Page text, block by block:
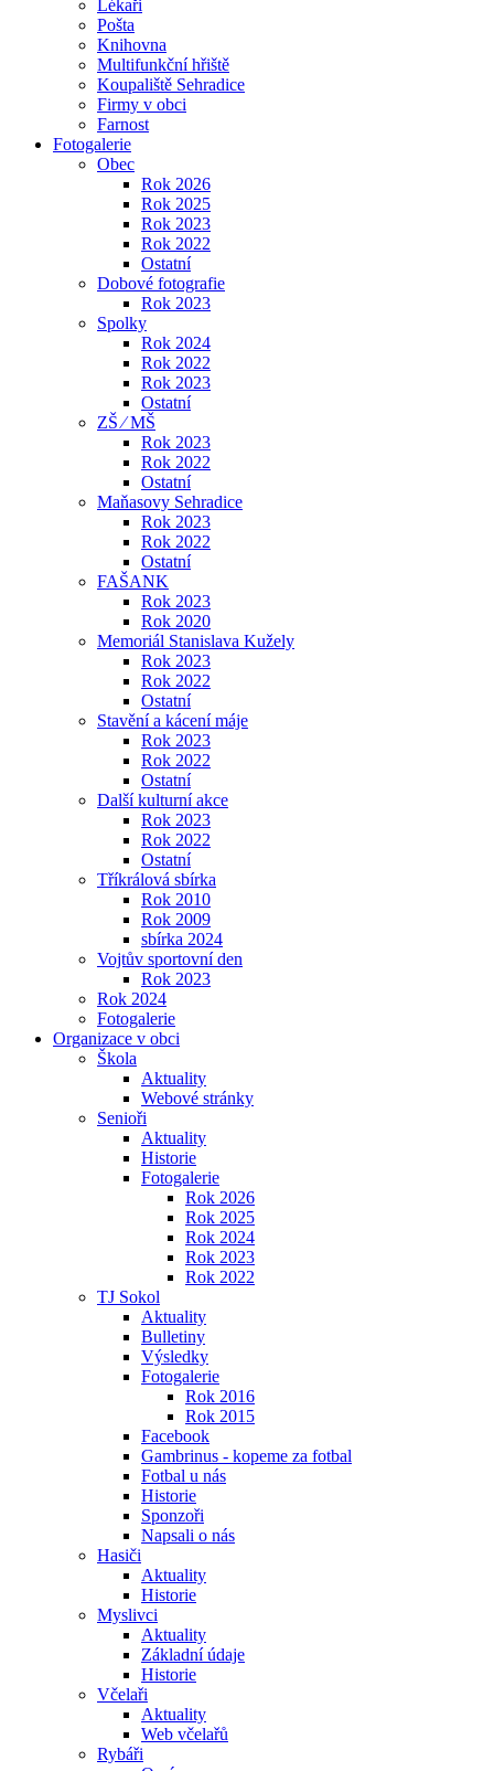
Lékaři
Pošta
Knihovna
Multifunkční hřiště
Koupaliště Sehradice
Firmy v obci
Farnost
Fotogalerie
Obec
Rok 2026
Rok 2025
Rok 2023
Rok 2022
Ostatní
Dobové fotografie
Rok 2023
Spolky
Rok 2024
Rok 2022
Rok 2023
Ostatní
ZŠ ⁄ MŠ
Rok 2023
Rok 2022
Ostatní
Maňasovy Sehradice
Rok 2023
Rok 2022
Ostatní
FAŠANK
Rok 2023
Rok 2020
Memoriál Stanislava Kužely
Rok 2023
Rok 2022
Ostatní
Stavění a kácení máje
Rok 2023
Rok 2022
Ostatní
Další kulturní akce
Rok 2023
Rok 2022
Ostatní
Tříkrálová sbírka
Rok 2010
Rok 2009
sbírka 2024
Vojtův sportovní den
Rok 2023
Rok 2024
Fotogalerie
Organizace v obci
Škola
Aktuality
Webové stránky
Senioři
Aktuality
Historie
Fotogalerie
Rok 2026
Rok 2025
Rok 2024
Rok 2023
Rok 2022
TJ Sokol
Aktuality
Bulletiny
Výsledky
Fotogalerie
Rok 2016
Rok 2015
Facebook
Gambrinus - kopeme za fotbal
Fotbal u nás
Historie
Sponzoři
Napsali o nás
Hasiči
Aktuality
Historie
Myslivci
Aktuality
Základní údaje
Historie
Včelaři
Aktuality
Web včelařů
Rybáři